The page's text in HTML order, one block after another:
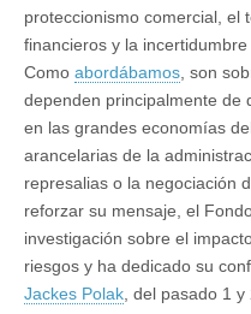
proteccionismo comercial, el
financieros y la
Como abordábamos , son
dependen principalmente de
en las grandes economías
arancelarias de la
represalias o la negociación
reforzar su mensaje, el
investigación sobre el
riesgos y ha dedicado su
Jackes Polak , del pasado 1